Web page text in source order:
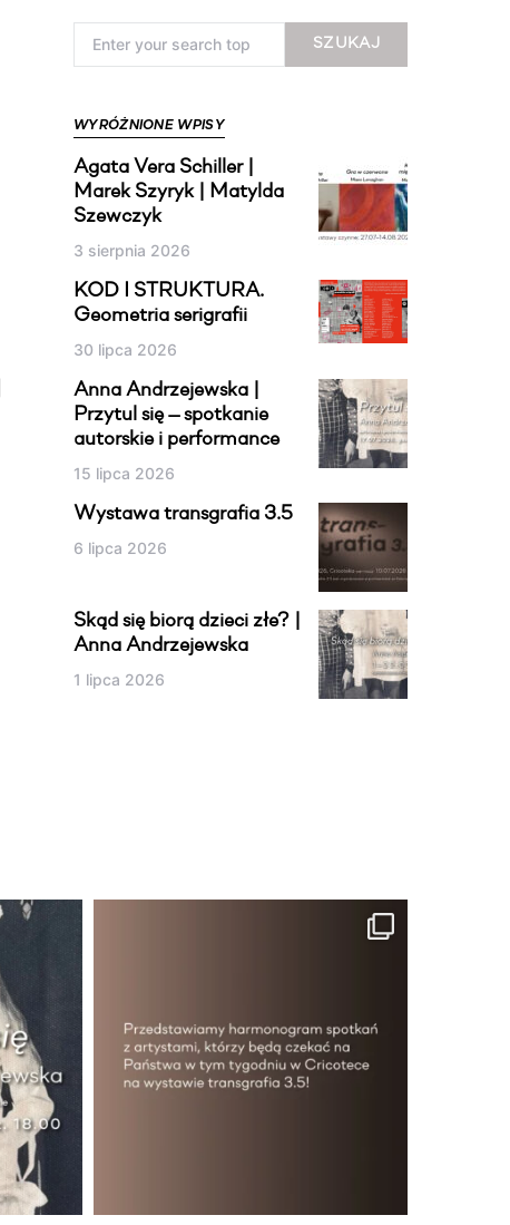
SZUKAJ
WYRÓŻNIONE WPISY
Agata Vera Schiller |
Marek Szyryk | Matylda
Szewczyk
3 sierpnia 2026
KOD I STRUKTURA.
Geometria serigrafii
30 lipca 2026
Anna Andrzejewska |
Przytul się — spotkanie
autorskie i performance
15 lipca 2026
Wystawa transgrafia 3.5
6 lipca 2026
Skąd się biorą dzieci złe? |
Anna Andrzejewska
1 lipca 2026